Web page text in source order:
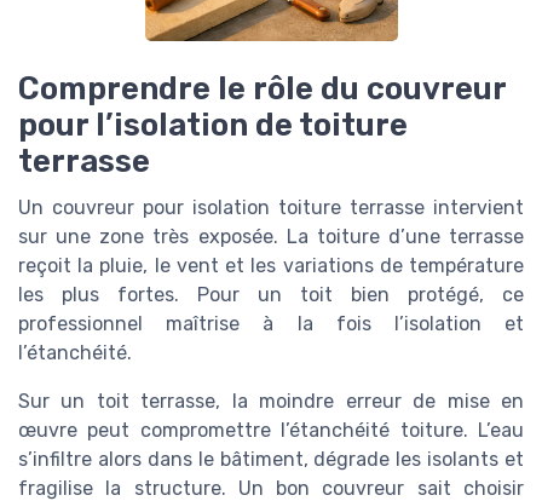
Comprendre le rôle du couvreur
pour l’isolation de toiture
terrasse
Un couvreur pour isolation toiture terrasse intervient
sur une zone très exposée. La toiture d’une terrasse
reçoit la pluie, le vent et les variations de température
les plus fortes. Pour un toit bien protégé, ce
professionnel maîtrise à la fois l’isolation et
l’étanchéité.
Sur un toit terrasse, la moindre erreur de mise en
œuvre peut compromettre l’étanchéité toiture. L’eau
s’infiltre alors dans le bâtiment, dégrade les isolants et
fragilise la structure. Un bon couvreur sait choisir